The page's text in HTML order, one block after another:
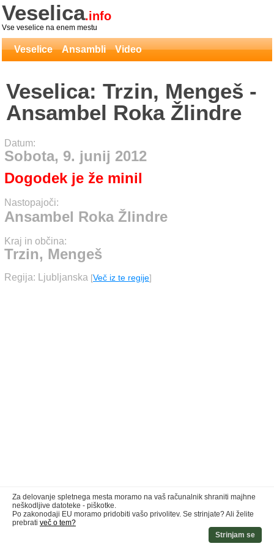
Veselica.info
Vse veselice na enem mestu
Veselice Ansambli Video
Veselica: Trzin, Mengeš -
Ansambel Roka Žlindre
Datum:
Sobota, 9. junij 2012
Dogodek je že minil
Nastopajoči:
Ansambel Roka Žlindre
Kraj in občina:
Trzin, Mengeš
Regija: Ljubljanska [Več iz te regije]
Za delovanje spletnega mesta moramo na vaš računalnik shraniti majhne
neškodljive datoteke - piškotke.
Po zakonodaji EU moramo pridobiti vašo privolitev. Se strinjate? Ali želite
prebrati več o tem?
Strinjam se